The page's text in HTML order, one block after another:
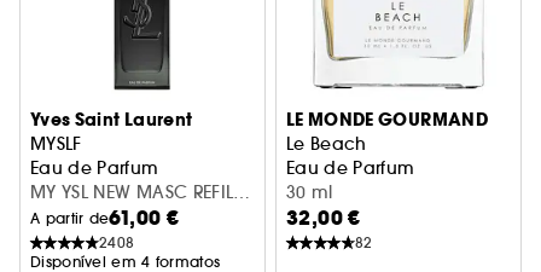
Yves Saint Laurent
MYSLF
Eau de Parfum
MY YSL NEW MASC REFILL
150ML
A partir de61,00 €
2408
Disponível em 4 formatos
LE MONDE GOURMAND
Le Beach
Eau de Parfum
30 ml
32,00 €
82